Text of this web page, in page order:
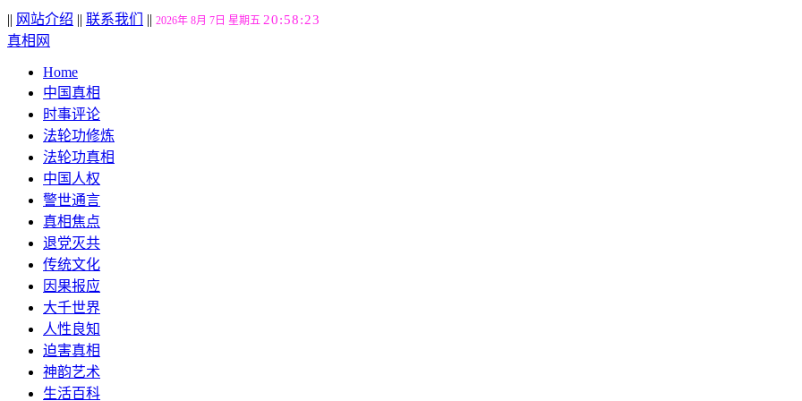
|| 网站介绍 || 联系我们 || 2026年 8月 7日 星期五 20:58:24
真相网
Home
中国真相
时事评论
法轮功修炼
法轮功真相
中国人权
警世通言
真相焦点
退党灭共
传统文化
因果报应
大千世界
人性良知
迫害真相
神韵艺术
生活百科